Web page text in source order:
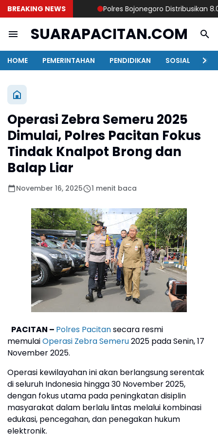
BREAKING NEWS Polres Bojonegoro Distribusikan 8.000
SUARAPACITAN.COM
HOME PEMERINTAHAN PENDIDIKAN SOSIAL
Operasi Zebra Semeru 2025
Dimulai, Polres Pacitan Fokus
Tindak Knalpot Brong dan
Balap Liar
November 16, 2025 1 menit baca
PACITAN – Polres Pacitansecara resmi
memulaiOperasi Zebra Semeru2025 pada Senin, 17
November 2025.
Operasi kewilayahan ini akan berlangsung serentak
di seluruh Indonesia hingga 30 November 2025,
dengan fokus utama pada peningkatan disiplin
masyarakat dalam berlalu lintas melalui kombinasi
edukasi, pencegahan, dan penegakan hukum
elektronik.